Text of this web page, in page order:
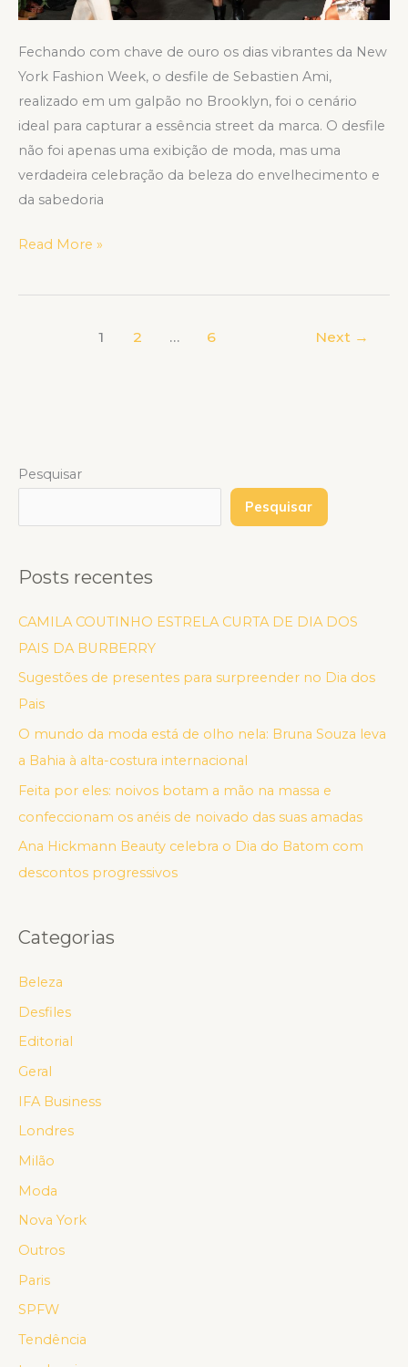
Fechando com chave de ouro os dias vibrantes da New
York Fashion Week, o desfile de Sebastien Ami,
realizado em um galpão no Brooklyn, foi o cenário
ideal para capturar a essência street da marca. O desfile
não foi apenas uma exibição de moda, mas uma
verdadeira celebração da beleza do envelhecimento e
da sabedoria
Read More »
1 2 … 6 Next →
Pesquisar
Pesquisar
Posts recentes
CAMILA COUTINHO ESTRELA CURTA DE DIA DOS
PAIS DA BURBERRY
Sugestões de presentes para surpreender no Dia dos
Pais
O mundo da moda está de olho nela: Bruna Souza leva
a Bahia à alta-costura internacional
Feita por eles: noivos botam a mão na massa e
confeccionam os anéis de noivado das suas amadas
Ana Hickmann Beauty celebra o Dia do Batom com
descontos progressivos
Categorias
Beleza
Desfiles
Editorial
Geral
IFA Business
Londres
Milão
Moda
Nova York
Outros
Paris
SPFW
Tendência